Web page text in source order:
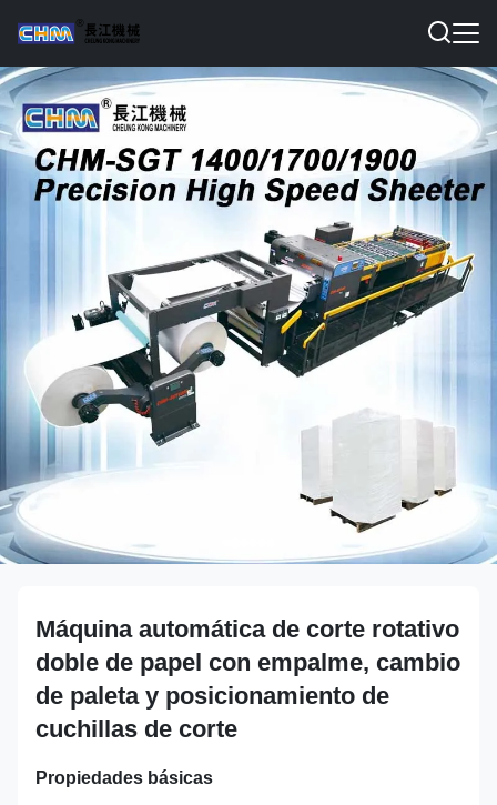
Máquina automática de corte rotativo
doble de papel con empalme, cambio
de paleta y posicionamiento de
cuchillas de corte
Propiedades básicas